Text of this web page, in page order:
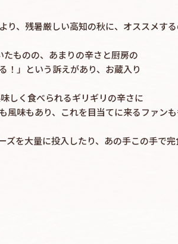
り、残暑厳しい高知の秋に、オススメす
ものの、あまりの辛さと厨房の
！」という訴えがあり、お蔵入り
しく食べられるギリギリの辛さに
風味もあり、これを目当てに来るファン
ズを大量に投入したり、あの手この手で完